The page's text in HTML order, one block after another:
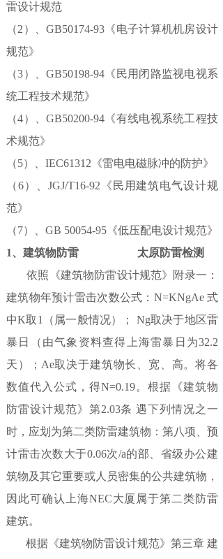
雷设计规范
（2）、GB50174-93《电子计算机机房设计
规范》
（3）、GB50198-94《民用闭路监视电视系
统工程技术规范》
（4）、GB50200-94《有线电视系统工程技
术规范》
（5）、IEC61312《雷电电磁脉冲的防护》
（6）、JGJ/T16-92《民用建筑电气设计规
范》
（7）、GB 50054-95《低压配电设计规范》
1、建筑物防雷 太原防雷检测
依照《建筑物防雷设计规范》附录一：
建筑物年预计雷击次数公式：N=KNgAe 式
中K取1（属一般情况）； Ng取决于地区雷
暴日（由气象资料查得上海雷暴日为32.2
天）；Ae取决于建筑物长、宽、高。将各
数值代入公式，得N=0.19。根据《建筑物
防雷设计规范》第2.03条 遇下列情况之一
时，应划为第二类防雷建筑物：第八项、预
计雷击次数大于0.06次/a的部、省级办公建
筑物及其它重要或人员密集的公共建筑物，
因此可确认上海NEC大厦属于第二类防雷
建筑。
根据《建筑物防雷设计规范》第三章 建